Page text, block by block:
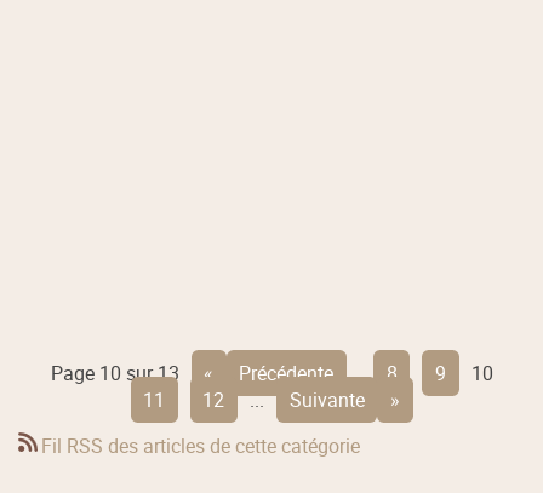
Page 10 sur 13 « précédente ... 8 9
10
11
12 ... suivante
»
Fil RSS des articles de cette catégorie